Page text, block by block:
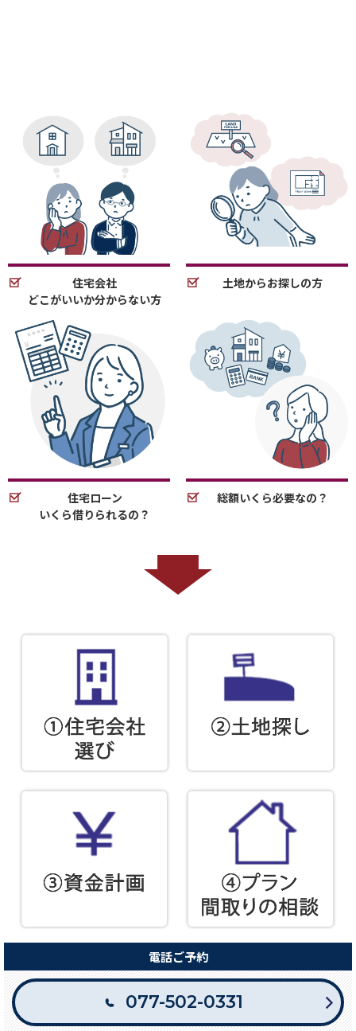
住宅会社
どこがいいか分からない方
土地からお探しの方
住宅ローン
いくら借りられるの？
総額いくら必要なの？
電話ご予約
077-502-0331